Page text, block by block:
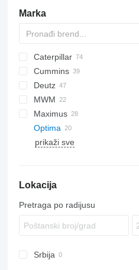
Marka
GA
ROC
XAS
XRHS
XRVS
Caterpillar
305
910
C-series
G-series
GP
V-series
Cummins
C-series
KTA
Deutz
BF
SM
P-series
ESD
A-series
L-series
LH
R-series
MWM
Maximus
Optima
1100 Series
prikaži sve
Lokacija
Pretraga po radijusu
Srbija